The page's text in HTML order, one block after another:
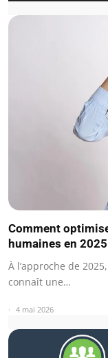
Comment
humaines en
À l’approche de
connaît une…
4 mai 2026